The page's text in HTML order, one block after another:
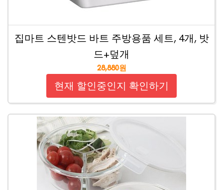
집마트 스텐밧드 바트 주방용품 세트, 4개, 밧
드+덮개
28,880원
현재 할인중인지 확인하기